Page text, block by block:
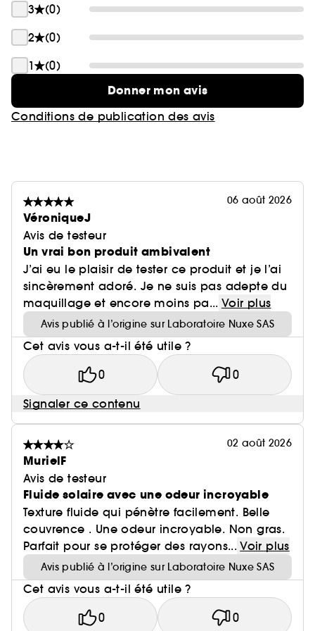
(3)Test d'usage - 33 volontaires. % de satisfaction
après 28 jours.
(4) Les formules de nos protecteurs solaires ont
été testées dans des conditions représentatives
de la vie aquatique. Pour en savoir plus
3
(0)
2
(0)
1
(0)
Donner mon avis
Conditions de publication des avis
06 août 2026
VéroniqueJ
Avis de testeur
Un vrai bon produit ambivalent
J’ai eu le plaisir de tester ce produit et je l’ai
sincèrement adoré. Je ne suis pas adepte du
maquillage et encore moins pa... Voir plus
Avis publié à l’origine sur Laboratoire Nuxe SAS
Cet avis vous a-t-il été utile ?
0 0
Signaler ce contenu
02 août 2026
MurielF
Avis de testeur
Fluide solaire avec une odeur incroyable
Texture fluide qui pénètre facilement. Belle
couvrence . Une odeur incroyable. Non gras.
Parfait pour se protéger des rayons... Voir plus
Avis publié à l’origine sur Laboratoire Nuxe SAS
Cet avis vous a-t-il été utile ?
0 0